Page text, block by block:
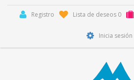
Registro Lista de deseos 0
Inicia sesión